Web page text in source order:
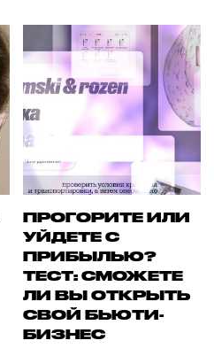
ПРОГОРИТЕ ИЛИ
УЙДЕТЕ С
ПРИБЫЛЬЮ?
ТЕСТ: СМОЖЕТЕ
ЛИ ВЫ ОТКРЫТЬ
СВОЙ БЬЮТИ-
БИЗНЕС